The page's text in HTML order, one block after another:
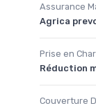
Assurance
Agrica
Prise en
Réduction
Couverture